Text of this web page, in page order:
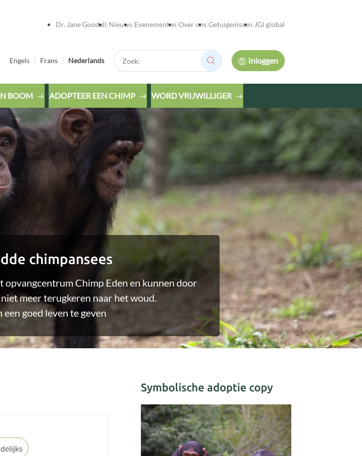
Dr. Jane Goodall Nieuws Evenementen Over ons Getuigenissen JGI global
Engels Frans Nederlands
Zoek:
Zoek:
Inloggen
BOOM ADOPTEER EEN CHIMP WORD VRIJWILLIGER
chimpansees
opvangcentrum Chimp Eden en kunnen door
meer terugkeren naar het woud.
een goed leven te geven
Symbolische adoptie copy